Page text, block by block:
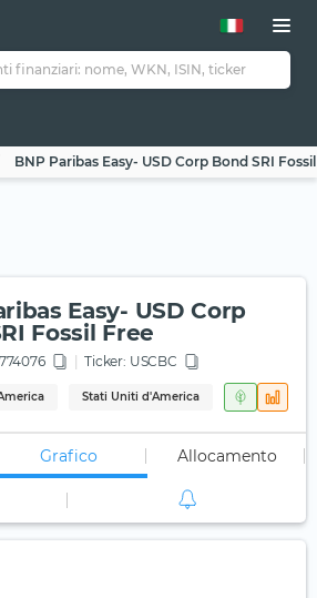
BNP Paribas Easy- USD Corp Bond SRI
Easy- USD Corp
Fossil Free
Ticker: USCBC
Stati Uniti d'America
Grafico Allocamento